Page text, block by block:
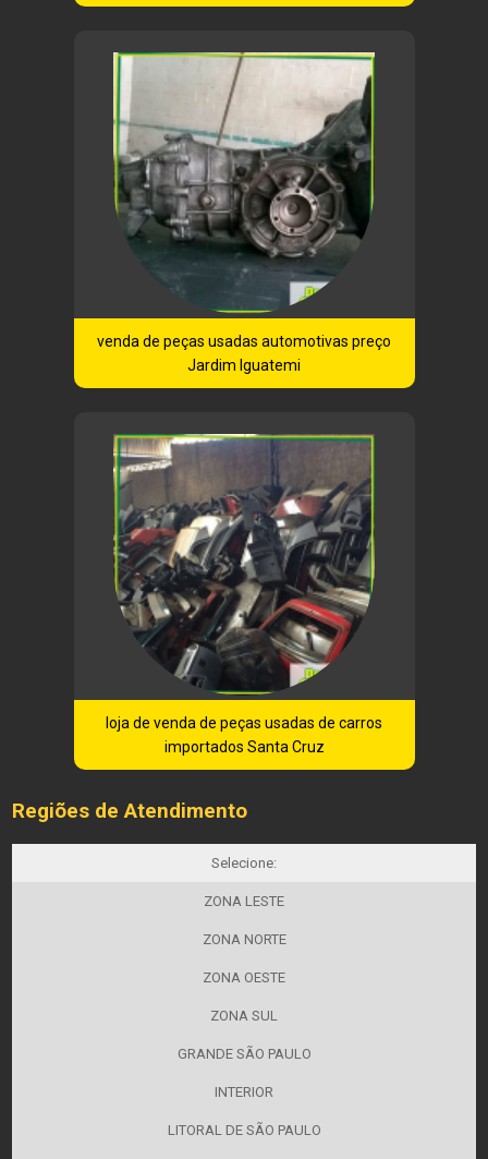
venda de peças usadas automotivas preço
Jardim Iguatemi
loja de venda de peças usadas de carros
importados Santa Cruz
Regiões de Atendimento
Selecione:
ZONA LESTE
ZONA NORTE
ZONA OESTE
ZONA SUL
GRANDE SÃO PAULO
INTERIOR
LITORAL DE SÃO PAULO